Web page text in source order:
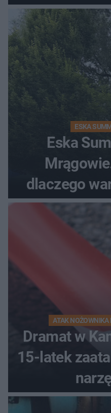
ESKA
Eska
dlaczego
ATAK
Dramat w
15-latek